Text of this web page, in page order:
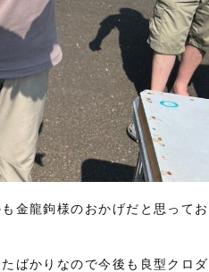
金龍鉤様のおかげだと思ってお
ばかりなので今後も良型クロダ